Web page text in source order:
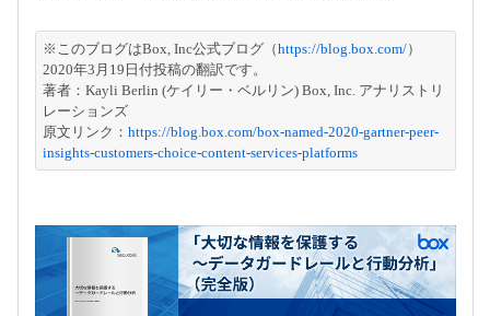
※このブログはBox, Inc公式ブログ（https://blog.box.com/）
2020年3月19日付投稿の翻訳です。
著者：Kayli Berlin (ケイリー・ベルリン) Box, Inc. アナリストリ
レーションズ
原文リンク： https://blog.box.com/box-named-2020-gartner-peer-
insights-customers-choice-content-services-platforms